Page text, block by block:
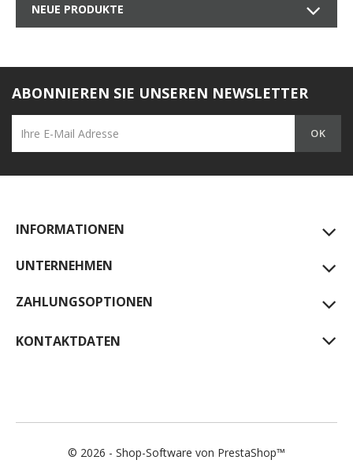
NEUE PRODUKTE
ABONNIEREN SIE UNSEREN NEWSLETTER
INFORMATIONEN
UNTERNEHMEN
ZAHLUNGSOPTIONEN
KONTAKTDATEN
© 2026 - Shop-Software von PrestaShop™